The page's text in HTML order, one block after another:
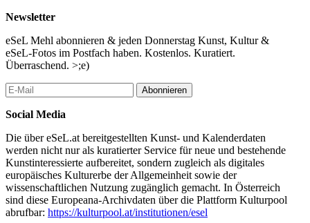
Newsletter
eSeL Mehl abonnieren & jeden Donnerstag Kunst, Kultur &
eSeL-Fotos im Postfach haben. Kostenlos. Kuratiert.
Überraschend. >;e)
Abonnieren
Social Media
Die über eSeL.at bereitgestellten Kunst- und Kalenderdaten
werden nicht nur als kuratierter Service für neue und bestehende
Kunstinteressierte aufbereitet, sondern zugleich als digitales
europäisches Kulturerbe der Allgemeinheit sowie der
wissenschaftlichen Nutzung zugänglich gemacht. In Österreich
sind diese Europeana-Archivdaten über die Plattform Kulturpool
abrufbar: https://kulturpool.at/institutionen/esel